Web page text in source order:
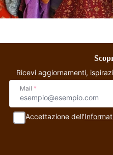
Ricevi aggiornamenti,
Mail *
Accettazione dell'